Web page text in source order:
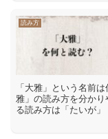
読み方
「大雅」という名前
雅」の読み方を分か
る読み方は「たいが